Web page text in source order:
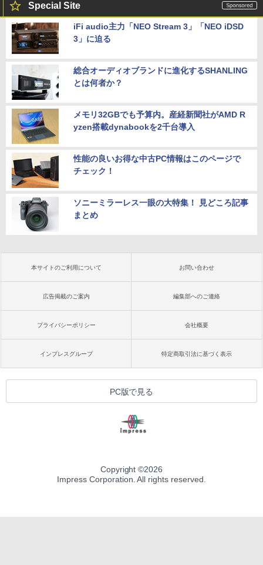
Special Site
iFi audio主力「NEO Stream 3」「NEO iDSD
3」に迫る
総合オーディオブランドに進化するSHANLING
とは何者か？
メモリ32GBでも予算内。産経新聞社がAMD R
yzen搭載dynabookを2千台導入
性能の良いお得な中古PC情報はこのページで
チェック！
ソニーミラーレス一眼の大特集！ 見どころ記事
まとめ
本サイトのご利用について お問い合わせ
広告掲載のご案内 編集部へのご連絡
プライバシーポリシー 会社概要
インプレスグループ 特定商取引法に基づく表示
PC版で見る
Copyright ©2026
Impress Corporation. All rights reserved.